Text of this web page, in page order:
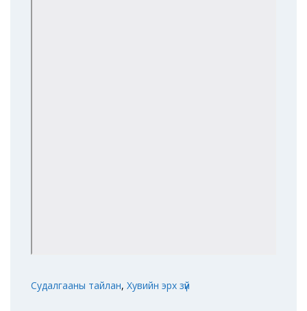
Судалгааны тайлан, Хувийн эрх зүй